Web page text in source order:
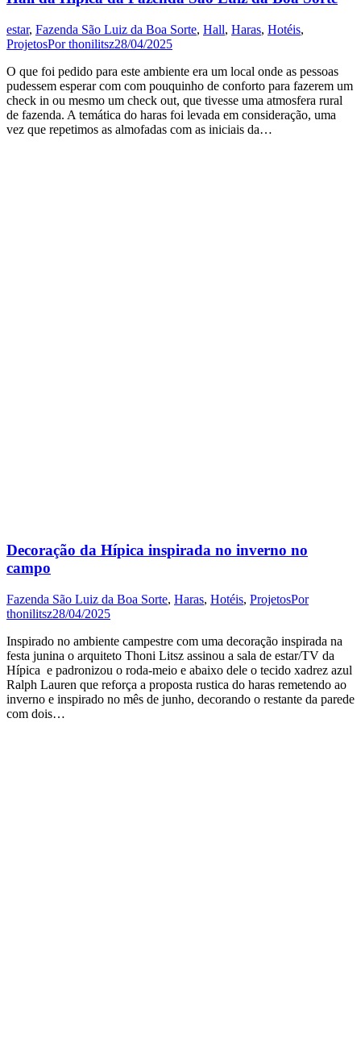
estar, Fazenda São Luiz da Boa Sorte, Hall, Haras, Hotéis,
ProjetosPorthonilitsz28/04/2025
O que foi pedido para este ambiente era um local onde as pessoas
pudessem esperar com com pouquinho de conforto para fazerem um
check in ou mesmo um check out, que tivesse uma atmosfera rural
de fazenda. A temática do haras foi levada em consideração, uma
vez que repetimos as almofadas com as iniciais da…
Decoração da Hípica inspirada no inverno no
campo
Fazenda São Luiz da Boa Sorte, Haras, Hotéis, ProjetosPor
thonilitsz28/04/2025
Inspirado no ambiente campestre com uma decoração inspirada na
festa junina o arquiteto Thoni Litsz assinou a sala de estar/TV da
Hípica e padronizou o roda-meio e abaixo dele o tecido xadrez azul
Ralph Lauren que reforça a proposta rustica do haras remetendo ao
inverno e inspirado no mês de junho, decorando o restante da parede
com dois…